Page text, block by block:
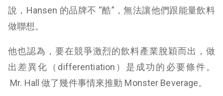
說，Hansen 的品牌不 “酷”，無法讓他們跟能量飲料
做聯想。
他也認為，要在競爭激烈的飲料產業脫穎而出，做
出差異化（differentiation）是成功的必要條件。
Mr. Hall 做了幾件事情來推動 Monster Beverage。